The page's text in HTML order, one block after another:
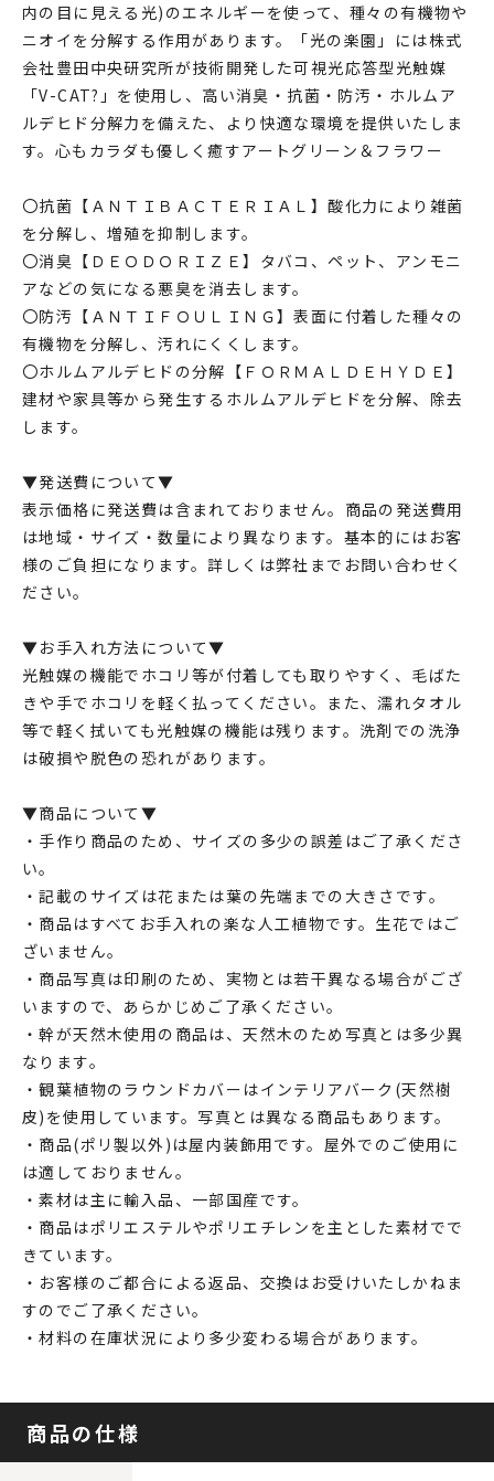
内の目に見える光)のエネルギーを使って、種々の有機物や
ニオイを分解する作用があります。「光の楽園」には株式
会社豊田中央研究所が技術開発した可視光応答型光触媒
「V-CAT?」を使用し、高い消臭・抗菌・防汚・ホルムア
ルデヒド分解力を備えた、より快適な環境を提供いたしま
す。心もカラダも優しく癒すアートグリーン＆フラワー
〇抗菌【ＡＮＴＩＢＡＣＴＥＲＩＡＬ】酸化力により雑菌
を分解し、増殖を抑制します。
〇消臭【ＤＥＯＤＯＲＩＺＥ】タバコ、ペット、アンモニ
アなどの気になる悪臭を消去します。
〇防汚【ＡＮＴＩＦＯＵＬＩＮＧ】表面に付着した種々の
有機物を分解し、汚れにくくします。
〇ホルムアルデヒドの分解【ＦＯＲＭＡＬＤＥＨＹＤＥ】
建材や家具等から発生するホルムアルデヒドを分解、除去
します。
▼発送費について▼
表示価格に発送費は含まれておりません。商品の発送費用
は地域・サイズ・数量により異なります。基本的にはお客
様のご負担になります。詳しくは弊社までお問い合わせく
ださい。
▼お手入れ方法について▼
光触媒の機能でホコリ等が付着しても取りやすく、毛ばた
きや手でホコリを軽く払ってください。また、濡れタオル
等で軽く拭いても光触媒の機能は残ります。洗剤での洗浄
は破損や脱色の恐れがあります。
▼商品について▼
・手作り商品のため、サイズの多少の誤差はご了承くださ
い。
・記載のサイズは花または葉の先端までの大きさです。
・商品はすべてお手入れの楽な人工植物です。生花ではご
ざいません。
・商品写真は印刷のため、実物とは若干異なる場合がござ
いますので、あらかじめご了承ください。
・幹が天然木使用の商品は、天然木のため写真とは多少異
なります。
・観葉植物のラウンドカバーはインテリアバーク(天然樹
皮)を使用しています。写真とは異なる商品もあります。
・商品(ポリ製以外)は屋内装飾用です。屋外でのご使用に
は適しておりません。
・素材は主に輸入品、一部国産です。
・商品はポリエステルやポリエチレンを主とした素材でで
きています。
・お客様のご都合による返品、交換はお受けいたしかねま
すのでご了承ください。
・材料の在庫状況により多少変わる場合があります。
商品の仕様